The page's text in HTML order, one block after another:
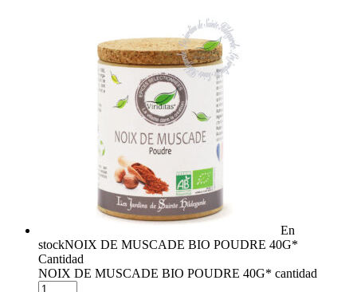
En
stockNOIX DE MUSCADE BIO POUDRE 40G*
Cantidad
NOIX DE MUSCADE BIO POUDRE 40G* cantidad